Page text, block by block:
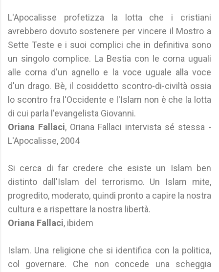
L'Apocalisse profetizza la lotta che i cristiani
avrebbero dovuto sostenere per vincere il Mostro a
Sette Teste e i suoi complici che in definitiva sono
un singolo complice. La Bestia con le corna uguali
alle corna d'un agnello e la voce uguale alla voce
d'un drago. Bè, il cosiddetto scontro-di-civiltà ossia
lo scontro fra l'Occidente e l'Islam non è che la lotta
di cui parla l'evangelista Giovanni.
Oriana Fallaci, Oriana Fallaci intervista sé stessa -
L'Apocalisse, 2004
Si cerca di far credere che esiste un Islam ben
distinto dall'Islam del terrorismo. Un Islam mite,
progredito, moderato, quindi pronto a capire la nostra
cultura e a rispettare la nostra libertà.
Oriana Fallaci, ibidem
Islam. Una religione che si identifica con la politica,
col governare. Che non concede una scheggia